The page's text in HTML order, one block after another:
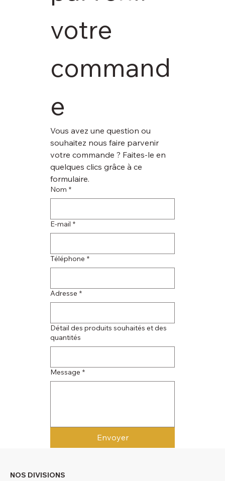
votre
command
e
Vous avez une question ou
souhaitez nous faire parvenir
votre commande ? Faites-le en
quelques clics grâce à ce
formulaire.
Nom *
E‑mail *
Téléphone *
Adresse *
Détail des produits souhaités et des
quantités
Message *
Envoyer
NOS DIVISIONS